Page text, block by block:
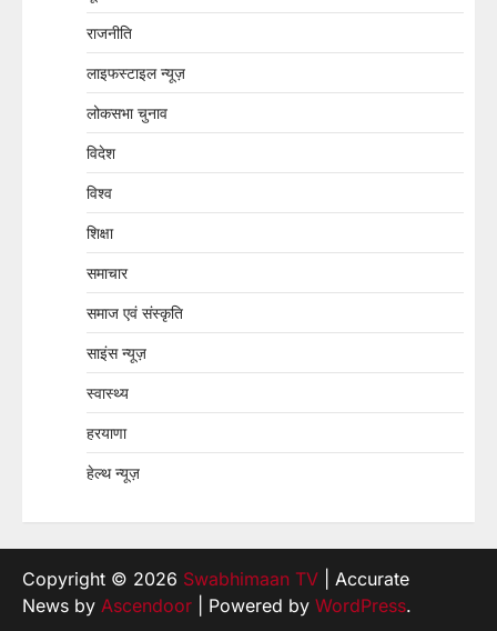
राजनीति
लाइफस्टाइल न्यूज़
लोकसभा चुनाव
विदेश
विश्व
शिक्षा
समाचार
समाज एवं संस्कृति
साइंस न्यूज़
स्वास्थ्य
हरयाणा
हेल्थ न्यूज़
Copyright © 2026 Swabhimaan TV | Accurate
News by Ascendoor | Powered by WordPress.